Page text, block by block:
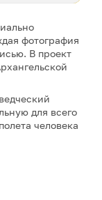
фотография
В проект
для всего
человека